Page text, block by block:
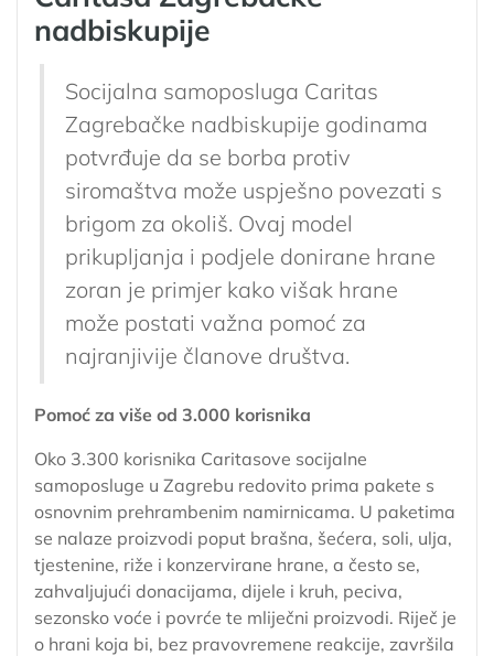
nadbiskupije
Socijalna samoposluga Caritas
Zagrebačke nadbiskupije godinama
potvrđuje da se borba protiv
siromaštva može uspješno povezati s
brigom za okoliš. Ovaj model
prikupljanja i podjele donirane hrane
zoran je primjer kako višak hrane
može postati važna pomoć za
najranjivije članove društva.
Pomoć za više od 3.000 korisnika
Oko 3.300 korisnika Caritasove socijalne
samoposluge u Zagrebu redovito prima pakete s
osnovnim prehrambenim namirnicama. U paketima
se nalaze proizvodi poput brašna, šećera, soli, ulja,
tjestenine, riže i konzervirane hrane, a često se,
zahvaljujući donacijama, dijele i kruh, peciva,
sezonsko voće i povrće te mliječni proizvodi. Riječ je
o hrani koja bi, bez pravovremene reakcije, završila